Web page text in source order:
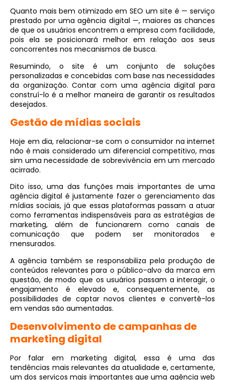
Quanto mais bem otimizado em SEO um site é — serviço
prestado por uma agência digital —, maiores as chances
de que os usuários encontrem a empresa com facilidade,
pois ela se posicionará melhor em relação aos seus
concorrentes nos mecanismos de busca.
Resumindo, o site é um conjunto de soluções
personalizadas e concebidas com base nas necessidades
da organização. Contar com uma agência digital para
construí-lo é a melhor maneira de garantir os resultados
desejados.
Gestão de mídias sociais
Hoje em dia, relacionar-se com o consumidor na internet
não é mais considerado um diferencial competitivo, mas
sim uma necessidade de sobrevivência em um mercado
acirrado.
Dito isso, uma das funções mais importantes de uma
agência digital é justamente fazer o gerenciamento das
mídias sociais, já que essas plataformas passam a atuar
como ferramentas indispensáveis para as estratégias de
marketing, além de funcionarem como canais de
comunicação que podem ser monitorados e
mensurados.
A agência também se responsabiliza pela produção de
conteúdos relevantes para o público-alvo da marca em
questão, de modo que os usuários passam a interagir, o
engajamento é elevado e, consequentemente, as
possibilidades de captar novos clientes e convertê-los
em vendas são aumentadas.
Desenvolvimento de campanhas de
marketing digital
Por falar em marketing digital, essa é uma das
tendências mais relevantes da atualidade e, certamente,
um dos serviços mais importantes que uma agência web